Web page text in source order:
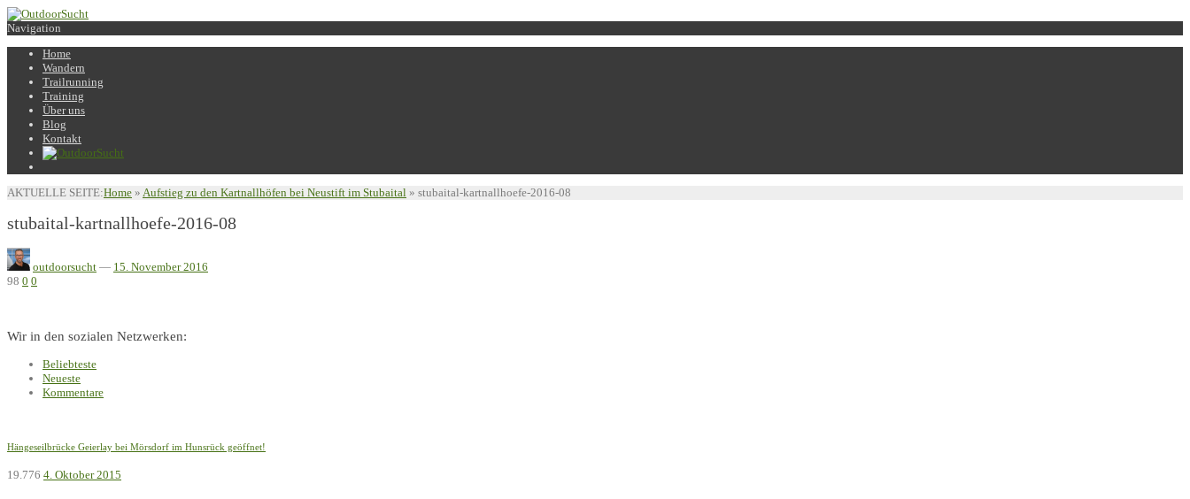
Navigation
Home
Wandern
Trailrunning
Training
Über uns
Blog
Kontakt
AKTUELLE SEITE:Home » Aufstieg zu den Kartnallhöfen bei Neustift im Stubaital » stubaital-kartnallhoefe-2016-08
stubaital-kartnallhoefe-2016-08
outdoorsucht — 15. November 2016
98 0 0
Wir in den sozialen Netzwerken:
Beliebteste
Neueste
Kommentare
Hängeseilbrücke Geierlay bei Mörsdorf im Hunsrück geöffnet!
19.776 4. Oktober 2015